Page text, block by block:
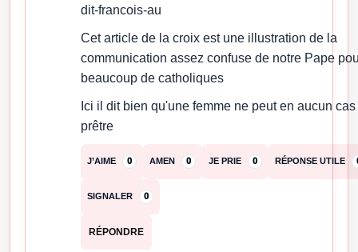
dit-francois-au
Cet article de la croix est une illustration de la
communication assez confuse de notre Pape
beaucoup de catholiques
Ici il dit bien qu'une femme ne peut en aucun cas
prêtre
J’AIME 0 AMEN 0 JE PRIE 0 RÉPONSE UTILE
SIGNALER 0
RÉPONDRE